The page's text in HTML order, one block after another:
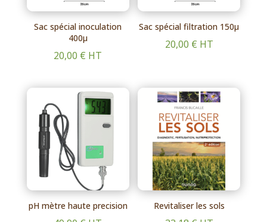
Sac spécial inoculation
400μ
20,00 € HT
Sac spécial filtration 150μ
20,00 € HT
pH mètre haute precision Revitaliser les sols